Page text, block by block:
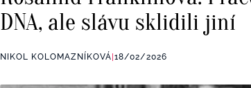
DNA, ale slávu sklidili jiní
NIKOL KOLOMAZNÍKOVÁ 18/02/2026